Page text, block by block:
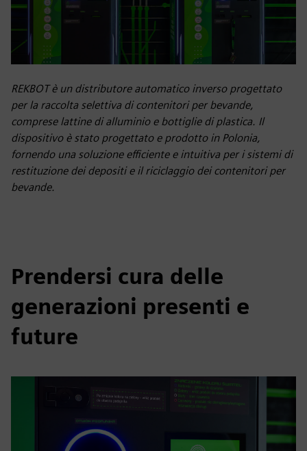
REKBOT è un distributore automatico inverso progettato
per la raccolta selettiva di contenitori per bevande,
comprese lattine di alluminio e bottiglie di plastica. Il
dispositivo è stato progettato e prodotto in Polonia,
fornendo una soluzione efficiente e intuitiva per i sistemi di
restituzione dei depositi e il riciclaggio dei contenitori per
bevande.
Prendersi cura delle
generazioni presenti e
future